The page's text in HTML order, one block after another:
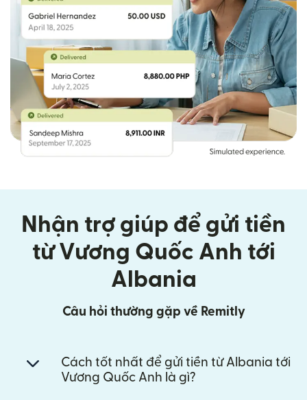
Nhận trợ giúp để gửi tiền
từ Vương Quốc Anh tới
Albania
Câu hỏi thường gặp về Remitly
Cách tốt nhất để gửi tiền từ Albania tới
Vương Quốc Anh là gì?